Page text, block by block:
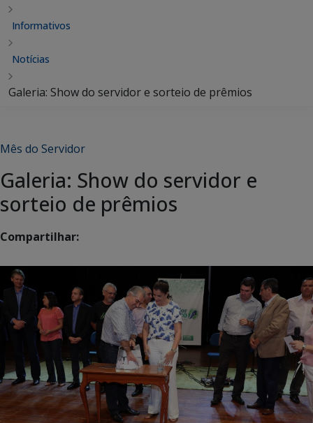
Informativos
Notícias
Galeria: Show do servidor e sorteio de prêmios
Mês do Servidor
Galeria: Show do servidor e
sorteio de prêmios
Compartilhar: